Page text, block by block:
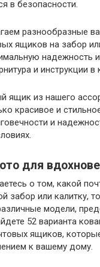
в безопасности.
разнообразные
ящиков на забор
надежность
и инструкции в
ящик из нашего
красивое и
и
для
о том, какой
забор или калитку,
модели,
52 варианта
ящиков,
к вашему дому.